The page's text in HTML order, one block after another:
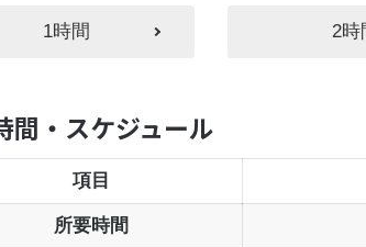
1時間 2時
間・スケジュール
項目
所要時間